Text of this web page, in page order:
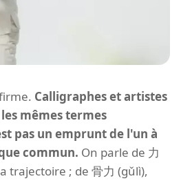
Calligraphes et artistes
mêmes termes
pas un emprunt de l'un à
commun. On parle de 力
trajectoire ; de 骨力 (gǔlì),